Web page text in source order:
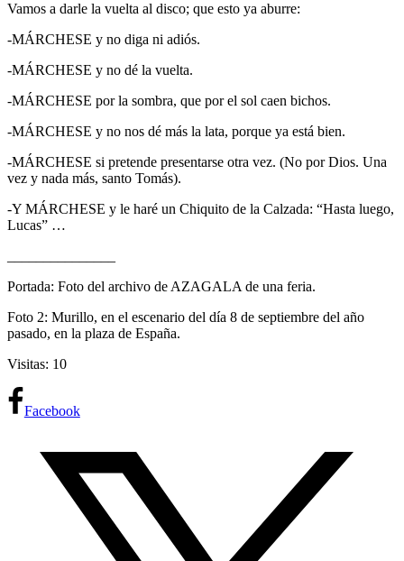
Vamos a darle la vuelta al disco; que esto ya aburre:
-MÁRCHESE y no diga ni adiós.
-MÁRCHESE y no dé la vuelta.
-MÁRCHESE por la sombra, que por el sol caen bichos.
-MÁRCHESE y no nos dé más la lata, porque ya está bien.
-MÁRCHESE si pretende presentarse otra vez. (No por Dios. Una
vez y nada más, santo Tomás).
-Y MÁRCHESE y le haré un Chiquito de la Calzada: “Hasta luego,
Lucas” …
Portada: Foto del archivo de AZAGALA de una feria.
Foto 2: Murillo, en el escenario del día 8 de septiembre del año
pasado, en la plaza de España.
Visitas: 10
Facebook